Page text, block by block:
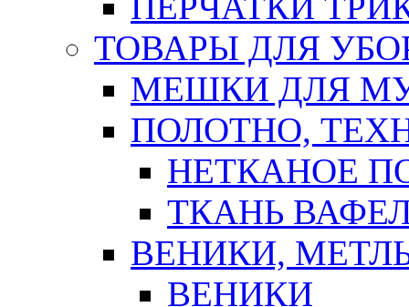
ТОВАРЫ ДЛЯ
МЕШКИ ДЛЯ
ПОЛОТНО,
НЕТКАНОЕ
ТКАНЬ
ВЕНИКИ,
ВЕНИКИ